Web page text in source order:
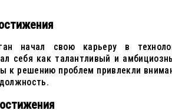
начал свою карьеру в
себя как талантливый и
к решению проблем привлекли